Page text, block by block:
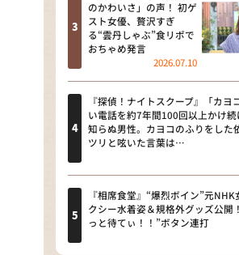
本日はダイアンなり
朝だ！生です旅サラ
教えて！ニュースラ
ミカタ
ＬＩＦＥ～夢のカタ
新婚さんいらっしゃ
ポツンと一軒家
ザキ山小屋本館
のかわいさ」の声！ 初ゲ
スト女優、贅沢すぎ
る“雲丹しゃぶ”食リポで
おちゃめ発言
2026.07.10
『探偵！ナイトスクープ』「カヨ
い電話を約7年間100回以上かけ
知らぬ男性。カヨコのふりをした
ツリと呟いた言葉は…
『相席食堂』“爆烈ボイン”元NHK
クシー水着姿＆規格外グッズ公開
っと待てぃ！！”ボタン連打